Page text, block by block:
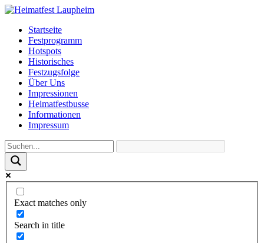
Startseite
Festprogramm
Hotspots
Historisches
Festzugsfolge
Über Uns
Impressionen
Heimatfestbusse
Informationen
Impressum
Exact matches only
Search in title